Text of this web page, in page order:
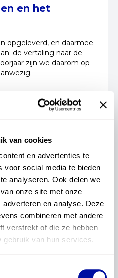
van cookies
en advertenties te
voor social media te bieden
analyseren. Ook delen we
onze site met onze
en analyse. Deze
combineren met andere
verstrekt of die ze hebben
gebruik van hun services.
en het
opgeleverd, en daarmee
de vertaling naar de
zijn we daarom op
(niet)?
op veelgestelde
en vakexperts over
Deze keer: wat is